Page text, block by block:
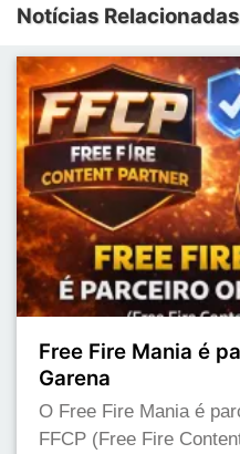
Notícias
Free Fire Mania é
Garena
O Free Fire Mania é
FFCP (Free Fire